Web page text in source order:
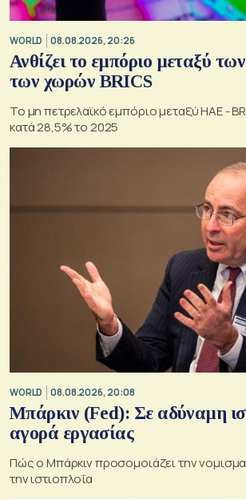
WORLD 08.08.2026, 20:26
Ανθίζει το εμπόριο μεταξύ
των χωρών BRICS
Το μη πετρελαϊκό εμπόριο μεταξύ ΗΑΕ -
κατά 28,5% το 2025
WORLD 08.08.2026, 20:08
Μπάρκιν (Fed): Σε αδύναμη
αγορά εργασίας
Πώς ο Μπάρκιν προσομοιάζει την
την ιστιοπλοΐα